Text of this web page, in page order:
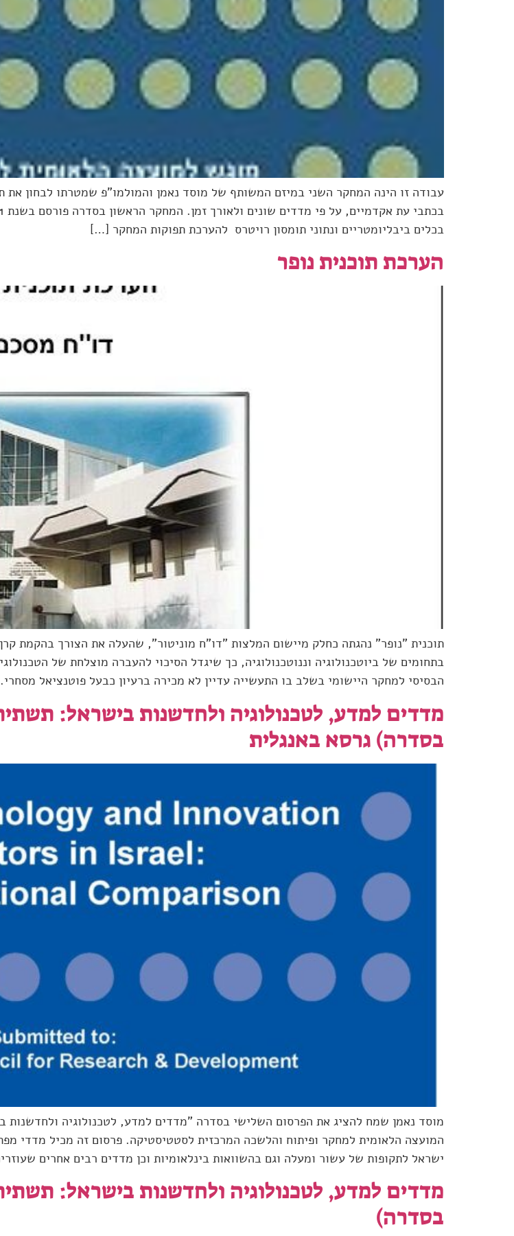
עבודה זו הינה המחקר השני במיזם המשותף של מוסד נאמן והמולמו"פ שמטרתו לבחון את
בכלים ביבליומטריים ונתוני תומסון רויטרס להערכת תפוקות המחקר […]
הערכת תוכנית נופר
תוכנית "נופר" נהגתה כחלק מיישום המלצות "דו"ח מוניטור", שהעלה את הצורך בהקמת
בתחומים של ביוטכנולוגיה וננוטכנולוגיה, כך שיגדל הסיכוי להעברה מוצלחת של
הבסיסי למחקר היישומי בשלב בו התעשייה עדיין לא מכירה ברעיון כבעל פוטנציאל
מדדים למדע, לטכנולוגיה ולחדשנות בישראל:
בסדרה) גרסא באנגלית
מוסד נאמן שמח להציג את הפרסום השלישי בסדרה "מדדים למדע, לטכנולוגיה ולחדשנות
המועצה הלאומית למחקר ופיתוח והלשכה המרכזית לסטטיסטיקה. פרסום זה מכיל מדדי
ישראל לתקופות של עשור ומעלה וגם בהשוואות בינלאומיות וכן מדדים רבים אחרים
מדדים למדע, לטכנולוגיה ולחדשנות בישראל:
בסדרה)